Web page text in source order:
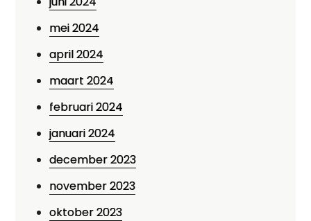
mei 2024
april 2024
maart 2024
februari 2024
januari 2024
december 2023
november 2023
oktober 2023